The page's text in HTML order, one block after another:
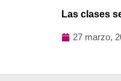
Las clases
27 marzo,